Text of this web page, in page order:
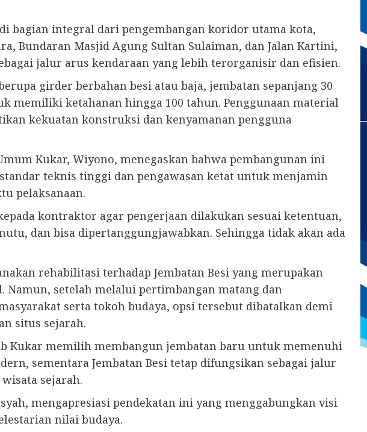
bagian integral dari pengembangan koridor utama kota,
Bundaran Masjid Agung Sultan Sulaiman, dan Jalan Kartini,
jalur arus kendaraan yang lebih terorganisir dan efisien.
girder berbahan besi atau baja, jembatan sepanjang 30
memiliki ketahanan hingga 100 tahun. Penggunaan material
kekuatan konstruksi dan kenyamanan pengguna
Kukar, Wiyono, menegaskan bahwa pembangunan ini
teknis tinggi dan pengawasan ketat untuk menjamin
pelaksanaan.
kontraktor agar pengerjaan dilakukan sesuai ketentuan,
dan bisa dipertanggungjawabkan. Sehingga tidak akan ada
rehabilitasi terhadap Jembatan Besi yang merupakan
Namun, setelah melalui pertimbangan matang dan
serta tokoh budaya, opsi tersebut dibatalkan demi
situs sejarah.
Kukar memilih membangun jembatan baru untuk memenuhi
sementara Jembatan Besi tetap difungsikan sebagai jalur
sejarah.
mengapresiasi pendekatan ini yang menggabungkan visi
nilai budaya.